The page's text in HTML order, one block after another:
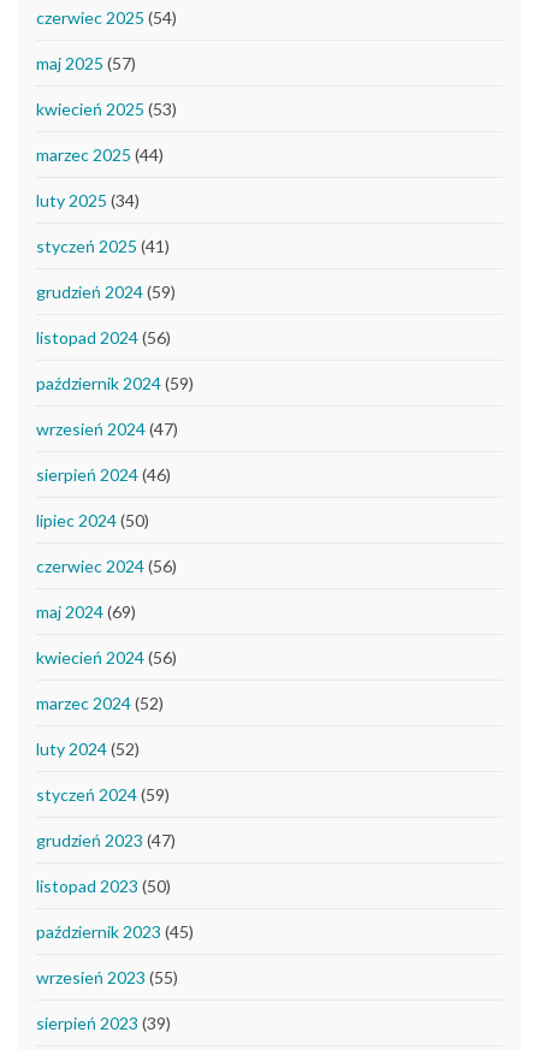
czerwiec 2025 (54)
maj 2025 (57)
kwiecień 2025 (53)
marzec 2025 (44)
luty 2025 (34)
styczeń 2025 (41)
grudzień 2024(59)
listopad 2024(56)
październik 2024(59)
wrzesień 2024(47)
sierpień 2024(46)
lipiec 2024(50)
czerwiec 2024(56)
maj 2024(69)
kwiecień 2024(56)
marzec 2024(52)
luty 2024(52)
styczeń 2024(59)
grudzień 2023 (47)
listopad 2023 (50)
październik 2023 (45)
wrzesień 2023 (55)
sierpień 2023 (39)